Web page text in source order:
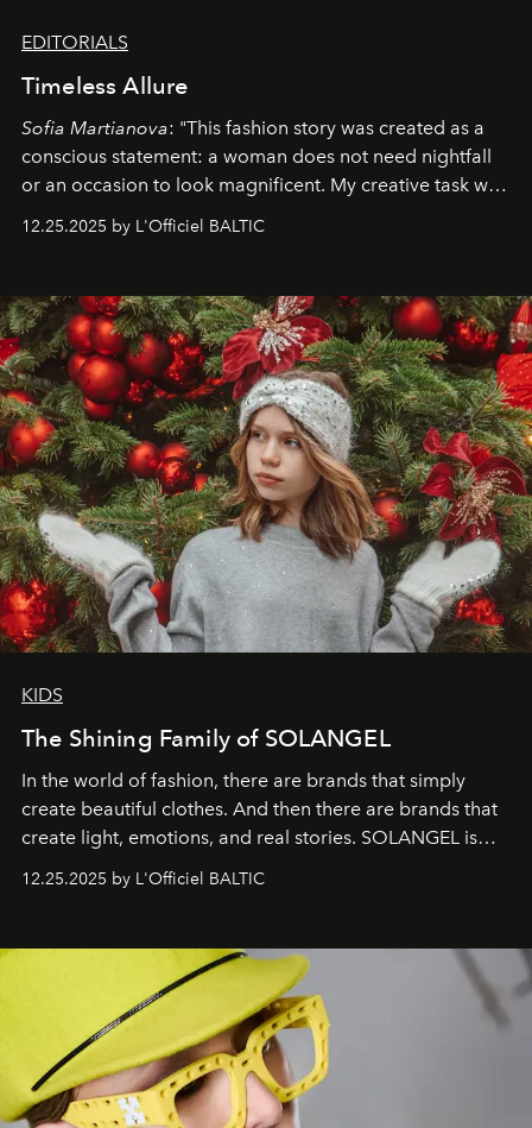
EDITORIALS
Timeless Allure
Sofia Martianova: "This fashion story was created as a
conscious statement: a woman does not need nightfall
or an occasion to look magnificent. My creative task was
to capture Timeless Allure
that lives freely, confidently, and without permission. I
elegance is not hidden by darkness but revealed
through clarity, movement, and presence."
12.25.2025 by L'Officiel BALTIC
KIDS
The Shining Family of SOLANGEL
In the world of fashion, there are brands that simply
create beautiful clothes. And then there are brands that
create light, emotions, and real stories. SOLANGEL is
one of them.
12.25.2025 by L'Officiel BALTIC